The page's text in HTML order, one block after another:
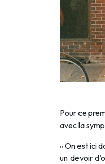
Pour ce
avec la
« On est ici
un devoir